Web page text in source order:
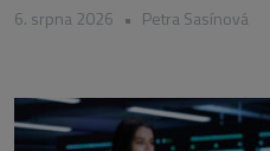
6. srpna 2026 • Petra Sasínová